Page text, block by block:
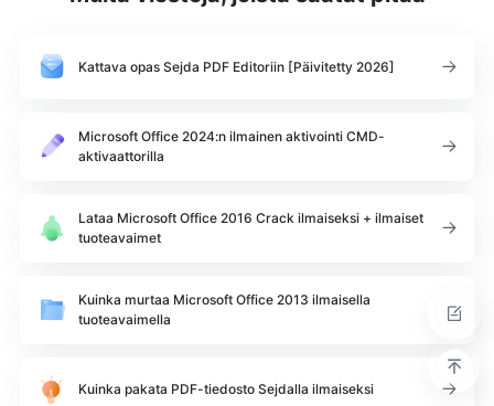
Kattava opas Sejda PDF Editoriin [Päivitetty 2026]
Microsoft Office 2024:n ilmainen aktivointi CMD-
aktivaattorilla
Lataa Microsoft Office 2016 Crack ilmaiseksi + ilmaiset
tuoteavaimet
Kuinka murtaa Microsoft Office 2013 ilmaisella
tuoteavaimella
Kuinka pakata PDF-tiedosto Sejdalla ilmaiseksi